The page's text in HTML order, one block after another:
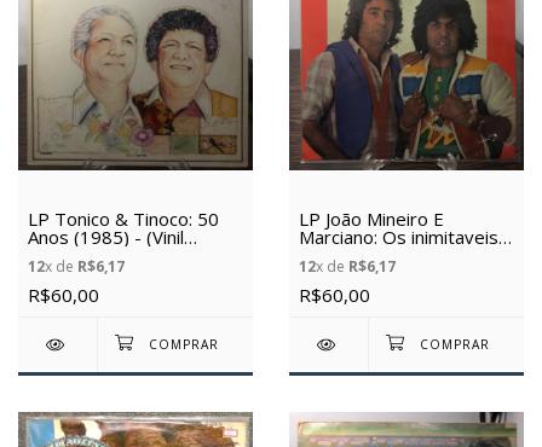
LP Tonico & Tinoco: 50
Anos (1985) - (Vinil
usado)
12x de R$6,17
R$60,00
LP João Mineiro E
Marciano: Os inimitaveis.
Amor e Amizade (Dia sim
e dia não) - (1974) - (Vinil
Usado)
12x de R$6,17
R$60,00